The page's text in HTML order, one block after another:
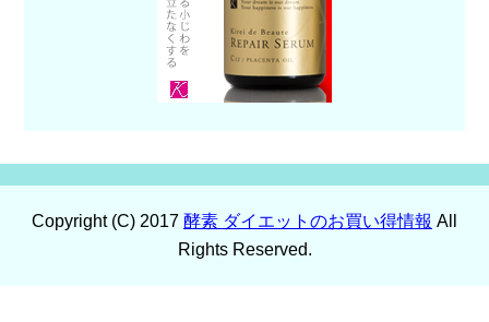
Copyright (C) 2017 酵素 ダイエットのお買い得情報 All
Rights Reserved.